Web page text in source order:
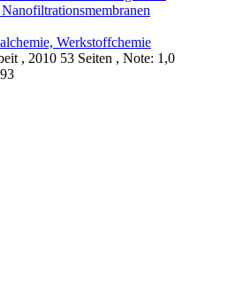
Werkstoffchemie
, 2010 53 Seiten , Note: 1,0